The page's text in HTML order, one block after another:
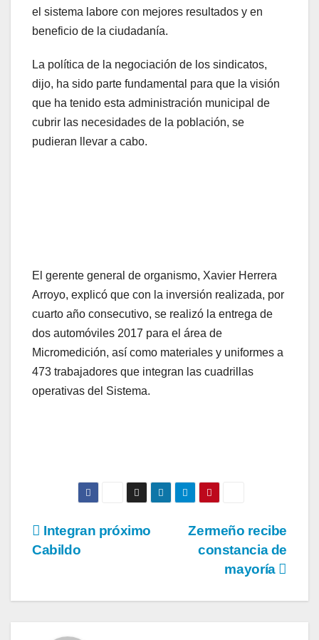
el sistema labore con mejores resultados y en
beneficio de la ciudadanía.
La política de la negociación de los sindicatos,
dijo, ha sido parte fundamental para que la visión
que ha tenido esta administración municipal de
cubrir las necesidades de la población, se
pudieran llevar a cabo.
El gerente general de organismo, Xavier Herrera
Arroyo, explicó que con la inversión realizada, por
cuarto año consecutivo, se realizó la entrega de
dos automóviles 2017 para el área de
Micromedición, así como materiales y uniformes a
473 trabajadores que integran las cuadrillas
operativas del Sistema.
Navegación
entradas
Zermeño recibe
constancia de
mayoría
Integran próximo
Cabildo